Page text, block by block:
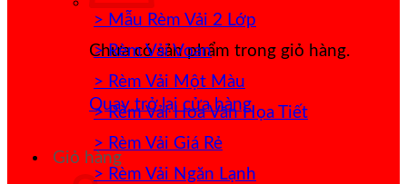
Chưa có sản phẩm trong giỏ hàng.
Quay trở lại cửa hàng
Giỏ hàng
> Mẫu Rèm Vải 2 Lớp
> Rèm Vải Voan
> Rèm Vải Một Màu
> Rèm Vải Hoa Văn Họa Tiết
> Rèm Vải Giá Rẻ
> Rèm Vải Ngăn Lạnh